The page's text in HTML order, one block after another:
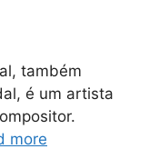
também
é um artista
more